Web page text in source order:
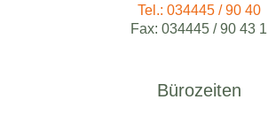
Tel.: 034445 / 90 40
Fax: 034445 / 90 43 1
Bürozeiten